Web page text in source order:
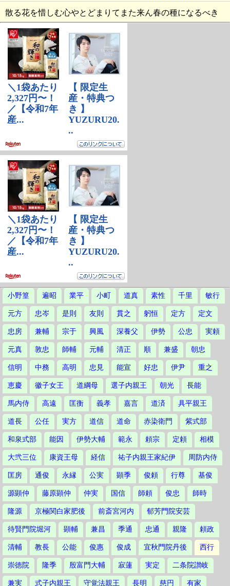
散る花を惜しむ心やとどまりてまた来ん春の種になるべき
小野篁 遍昭 業平 小町 道真 素性 千里 敏行
元方 忠岑 是則 友則 貫之 躬恒 定方 定文
忠房 兼輔 宗于 興風 深養父 伊勢 公忠 実頼
元真 敦忠 師輔 元輔 清正 順 兼盛 朝忠
信明 中務 高明 忠見 能宣 好忠 伊尹 重之
恵慶 徽子女王 道綱母 選子内親王 朝光 長能
馬内侍 高遠 匡衡 義孝 嘉言 道済 具平親王
道長 公任 実方 道信 道命 赤染衛門 紫式部
和泉式部 能因 伊勢大輔 範永 頼宗 定頼 相模
大弐三位 康資王母 経信 祐子内親王家紀伊 周防内侍
匡房 通俊 永縁 公実 顕季 俊頼 行尊 基俊
源顕仲 藤原顕仲 仲実 国信 師頼 俊忠 師時
隆源 京極関白家肥後 前斎宮河内 郁芳門院安芸
待賢門院堀河 顕輔 兼昌 季通 忠通 親隆 頼政
清輔 教長 公能 俊惠 俊成 宜秋門院丹後 西行
崇徳院 隆季 殷富門大輔 寂蓮 実定 二条院讃岐
兼実 式子内親王 守覚法親王 長明 慈円 有家